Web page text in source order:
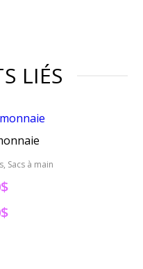
LIÉS
Sacs à main